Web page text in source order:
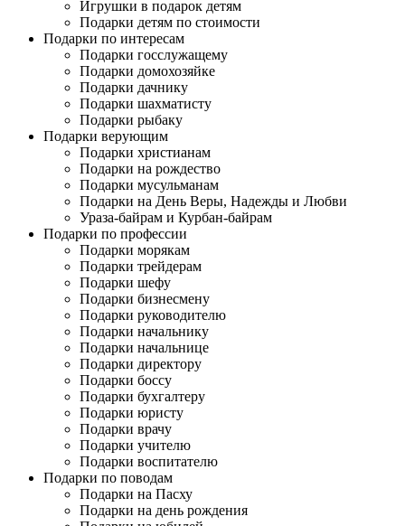
Игрушки в подарок детям
Подарки детям по стоимости
Подарки по интересам
Подарки госслужащему
Подарки домохозяйке
Подарки дачнику
Подарки шахматисту
Подарки рыбаку
Подарки верующим
Подарки христианам
Подарки на рождество
Подарки мусульманам
Подарки на День Веры, Надежды и Любви
Ураза-байрам и Курбан-байрам
Подарки по профессии
Подарки морякам
Подарки трейдерам
Подарки шефу
Подарки бизнесмену
Подарки руководителю
Подарки начальнику
Подарки начальнице
Подарки директору
Подарки боссу
Подарки бухгалтеру
Подарки юристу
Подарки врачу
Подарки учителю
Подарки воспитателю
Подарки по поводам
Подарки на Пасху
Подарки на день рождения